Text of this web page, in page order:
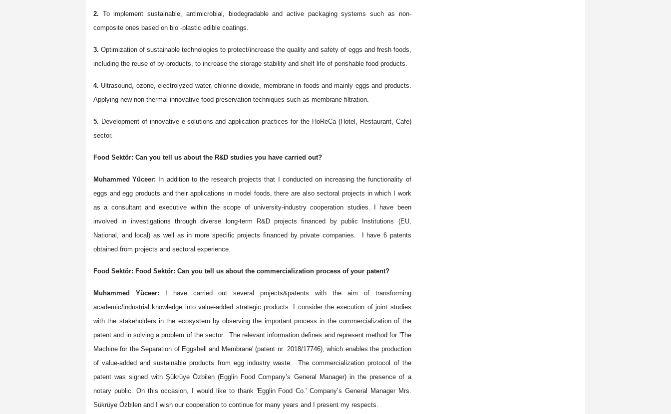
2. To implement sustainable, antimicrobial, biodegradable and active packaging systems such as non-
composite ones based on bio -plastic edible coatings.
3.Optimization of sustainable technologies to protect/increase the quality and safety of eggs and fresh foods,
including the reuse of by-products, to increase the storage stability and shelf life of perishable food products.
4. Ultrasound, ozone, electrolyzed water, chlorine dioxide, membrane in foods and mainly eggs and products.
Applying new non-thermal innovative food preservation techniques such as membrane filtration.
5. Development of innovative e-solutions and application practices for the HoReCa (Hotel, Restaurant, Cafe)
sector.
Food Sektör: Can you tell us about the R&D studies you have carried out?
Muhammed Yüceer: In addition to the research projects that I conducted on increasing the functionality of
eggs and egg products and their applications in model foods, there are also sectoral projects in which I work
as a consultant and executive within the scope of university-industry cooperation studies. I have been
involved in investigations through diverse long-term R&D projects financed by public Institutions (EU,
National, and local) as well as in more specific projects financed by private companies. I have 6 patents
obtained from projects and sectoral experience.
Food Sektör: Food Sektör: Can you tell us about the commercialization process of your patent?
Muhammed Yüceer: I have carried out several projects&patents with the aim of transforming
academic/industrial knowledge into value-added strategic products. I consider the execution of joint studies
with the stakeholders in the ecosystem by observing the important process in the commercialization of the
patent and in solving a problem of the sector. The relevant information defines and represent method for 'The
Machine for the Separation of Eggshell and Membrane' (patent nr: 2018/17746), which enables the production
of value-added and sustainable products from egg industry waste. The commercialization protocol of the
patent was signed with Şükrüye Özbilen (Egglin Food Company’s General Manager) in the presence of a
notary public. On this occasion, I would like to thank 'Egglin Food Co.' Company’s General Manager Mrs.
Sükrüye Özbilen and I wish our cooperation to continue for many years and I present my respects.